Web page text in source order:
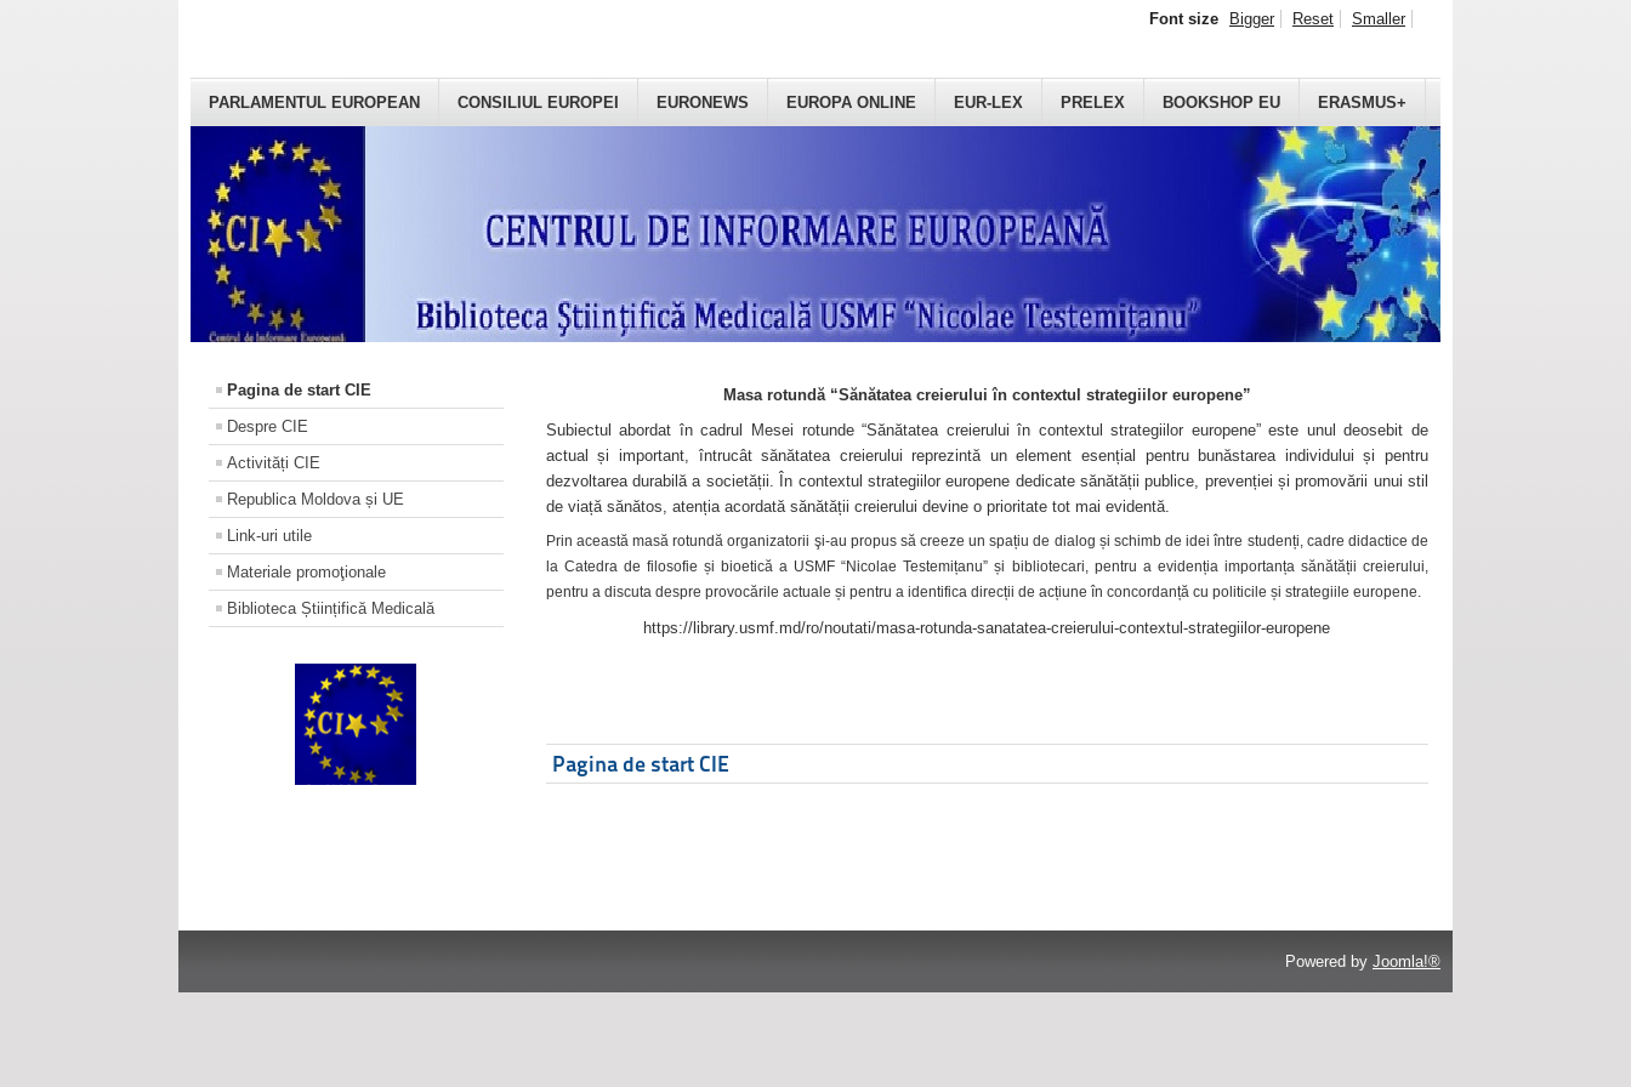
PARLAMENTUL EUROPEAN CONSILIUL EUROPEI EURONEWS EUROPA ONLINE EUR-LEX PRELEX BOOKSHOP EU ERASMUS+
Font size Bigger Reset Smaller
Pagina de start CIE
Despre CIE
Activități CIE
Republica Moldova și UE
Link-uri utile
Materiale promoţionale
Biblioteca Științifică Medicală
Masa rotundă “Sănătatea creierului în contextul strategiilor europene”
Subiectul abordat în cadrul Mesei rotunde “Sănătatea creierului în contextul strategiilor europene” este unul deosebit de
actual și important, întrucât sănătatea creierului reprezintă un element esențial pentru bunăstarea individului și pentru
dezvoltarea durabilă a societății. În contextul strategiilor europene dedicate sănătății publice, prevenției și promovării unui stil
de viață sănătos, atenția acordată sănătății creierului devine o prioritate tot mai evidentă.
Prin această masă rotundă organizatorii şi-au propus să creeze un spațiu de dialog și schimb de idei între studenți, cadre didactice de
la Catedra de filosofie și bioetică a USMF “Nicolae Testemițanu” și bibliotecari, pentru a evidenția importanța sănătății creierului,
pentru a discuta despre provocările actuale și pentru a identifica direcții de acțiune în concordanță cu politicile și strategiile europene.
https://library.usmf.md/ro/noutati/masa-rotunda-sanatatea-creierului-contextul-strategiilor-europene
Pagina de start CIE
Powered by Joomla!®